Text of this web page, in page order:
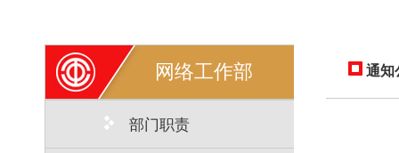
网络工作部
部门职责
通知